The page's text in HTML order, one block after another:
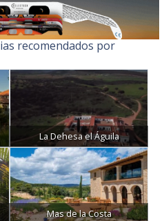
recomendados por
La Dehesa el Águila
Mas de la Costa